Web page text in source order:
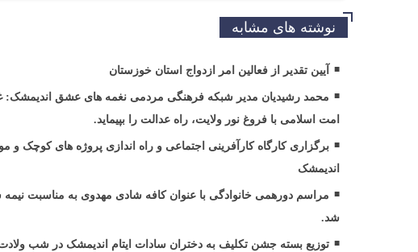
نوشته های مشابه
آیین تقدیر از فعالین امر ازدواج استان خوزستان
محمد رشیدیان مدیر شبکه فرهنگی مردمی نغمه های عشق اندیمشک:
امت اسلامی با فروغ نور ولایت، راه عدالت را بپیماید.
برگزاری کارگاه کارآفرینی اجتماعی و راه اندازی پروژه های
اندیمشک
مراسم دورهمی خانوادگی با عنوان کافه شادی مهدوی به مناسبت
شد.
توزیع بسته جشن تکلیف به دختران سادات ایتام اندیمشک در شب